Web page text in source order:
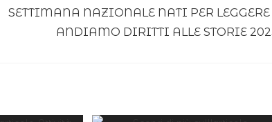
SETTIMANA NAZIONALE NATI PER LEGGERE
ANDIAMO DIRITTI ALLE STORIE